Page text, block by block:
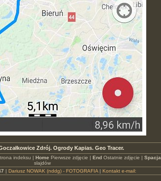
Zdrój. Ogrody Kapias. Geo Tracer.
indeksu | Home Pierwsze zdjęcie | EndOstatnie zdjęcie | Spacja
slajdów
| Dariusz NOWAK (nddg) - FOTOGRAFIA| Kontakt e-mail: